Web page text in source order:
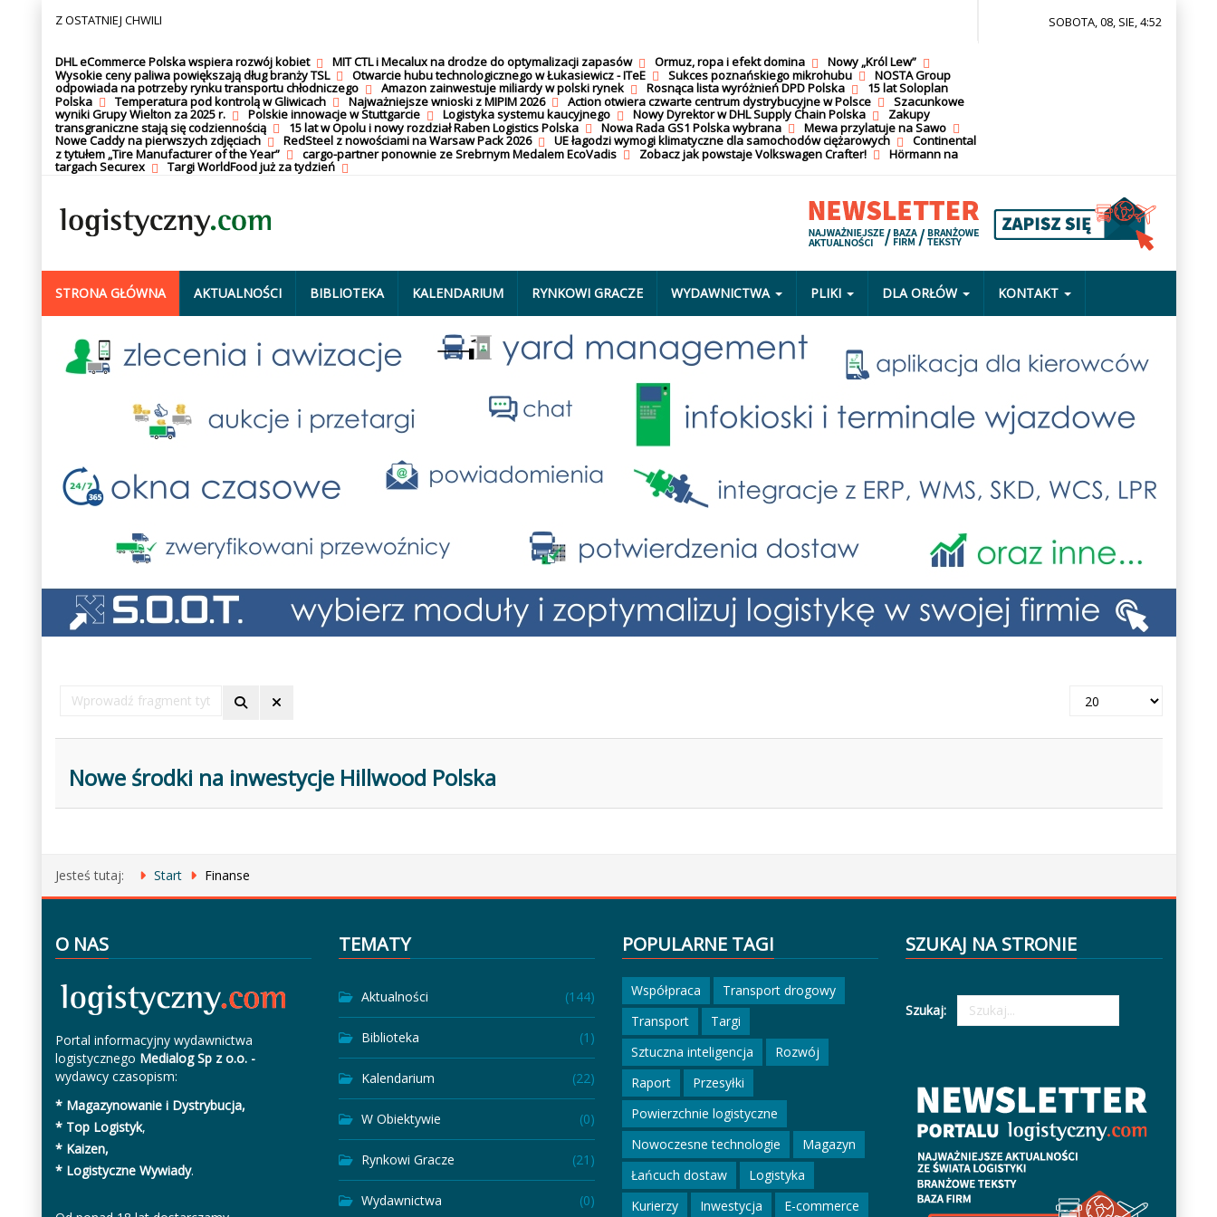
Z OSTATNIEJ CHWILI
DHL eCommerce Polska wspiera rozwój kobiet MIT CTL i Mecalux na drodze do optymalizacji zapasów Ormuz, ropa i efekt domina
Nowy „Król Lew”
Wysokie ceny paliwa powiększają dług branży TSL
Otwarcie hubu technologicznego w Łukasiewicz - ITeE Sukces poznańskiego mikrohubu
NOSTA Group
odpowiada na potrzeby rynku transportu chłodniczego
Amazon zainwestuje miliardy w polski rynek Rosnąca lista wyróżnień DPD Polska
15 lat Soloplan
Polska
Temperatura pod kontrolą w Gliwicach Najważniejsze wnioski z MIPIM 2026 Action otwiera czwarte centrum dystrybucyjne w Polsce
Szacunkowe
wyniki Grupy Wielton za 2025 r.
Polskie innowacje w Stuttgarcie Logistyka systemu kaucyjnego Nowy Dyrektor w DHL Supply Chain Polska
Zakupy
transgraniczne stają się codziennością
15 lat w Opolu i nowy rozdział Raben Logistics Polska Nowa Rada GS1 Polska wybrana
Mewa przylatuje na Sawo
Nowe Caddy na pierwszych zdjęciach
RedSteel z nowościami na Warsaw Pack 2026 UE łagodzi wymogi klimatyczne dla samochodów ciężarowych
Continental
z tytułem „Tire Manufacturer of the Year”
cargo-partner ponownie ze Srebrnym Medalem EcoVadis Zobacz jak powstaje Volkswagen Crafter!
Hörmann na
targach Securex
Targi WorldFood już za tydzień
SOBOTA, 08, SIE, 4:52
STRONA GŁÓWNA AKTUALNOŚCI BIBLIOTEKA KALENDARIUM RYNKOWI GRACZE WYDAWNICTWA PLIKI DLA ORŁÓW KONTAKT
Wprowadź
fragment
Pokaż
Nowe środki na inwestycje Hillwood Polska
Jesteś tutaj: Start Finanse
O NAS
Portal informacyjny wydawnictwa
logistycznego Medialog Sp z o.o. -
wydawcy czasopism:
* Magazynowanie i Dystrybucja,
* Top Logistyk,
* Kaizen,
* Logistyczne Wywiady.
TEMATY
Aktualności (144)
Biblioteka (1)
Kalendarium (22)
W Obiektywie (0)
Rynkowi Gracze (21)
Wydawnictwa (0)
POPULARNE TAGI
Współpraca
Transport drogowy
Transport
Targi
Sztuczna inteligencja
Rozwój
Raport
Przesyłki
Powierzchnie logistyczne
Nowoczesne technologie
Magazyn
Łańcuch dostaw
Logistyka
Kurierzy
Inwestycja E-commerce
SZUKAJ NA STRONIE
Szukaj: